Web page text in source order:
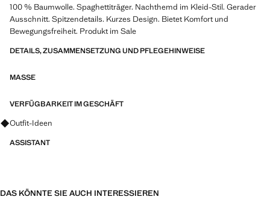
100 % Baumwolle. Spaghettiträger. Nachthemd im Kleid-Stil. Gerader
Ausschnitt. Spitzendetails. Kurzes Design. Bietet Komfort und
Bewegungsfreiheit. Produkt im Sale
DETAILS, ZUSAMMENSETZUNG UND PFLEGEHINWEISE
MASSE
VERFÜGBARKEIT IM GESCHÄFT
Fragen zu Looks, Kleidungsstücken und Trends
Outfit-Ideen
ASSISTANT
DAS KÖNNTE SIE AUCH INTERESSIEREN